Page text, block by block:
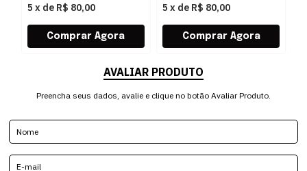
5 x de R$ 80,00 5 x de R$ 80,00
AVALIAR PRODUTO
Preencha seus dados, avalie e clique no botão Avaliar Produto.